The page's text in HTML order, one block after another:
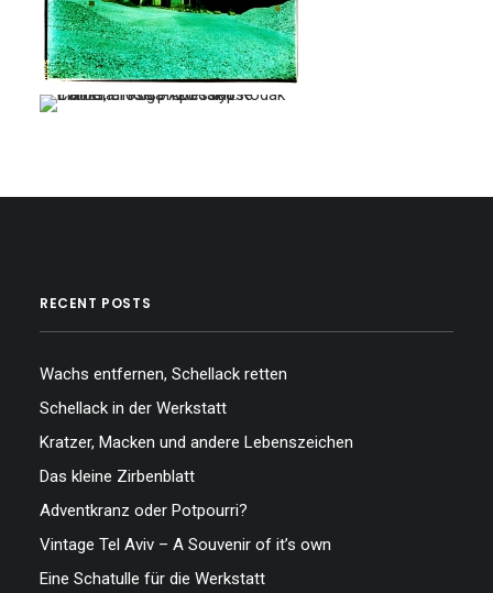
RECENT POSTS
Wachs entfernen, Schellack retten
Schellack in der Werkstatt
Kratzer, Macken und andere Lebenszeichen
Das kleine Zirbenblatt
Adventkranz oder Potpourri?
Vintage Tel Aviv – A Souvenir of it’s own
Eine Schatulle für die Werkstatt